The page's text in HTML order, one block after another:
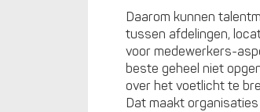
Daarom kunnen
tussen afdelingen,
voor medewerkers-
beste geheel niet
over het voetlicht te
Dat maakt